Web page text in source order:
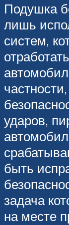
Подушка
лишь
систем,
ударов,
быть
задача
на месте